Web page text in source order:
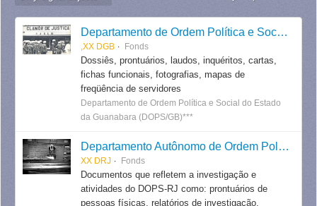
Departamento de Ordem Política e Social do Estado da Guanabara
,XX DGB Fonds
Dossiês, prontuários, laudos, inquéritos, cartas,
fichas funcionais, fotografias, mapas de
freqüência de servidores
Departamento de Ordem Política e Social do Estado
da Guanabara (DOPS/GB)***
Departamento Autônomo de Ordem Política e Social do Estado do Rio de Janeiro
XX DRJ Fonds
Documentos que refletem a investigação e
atividades do DOPS-RJ como: prontuários de
pessoas físicas, relatórios de investigação,